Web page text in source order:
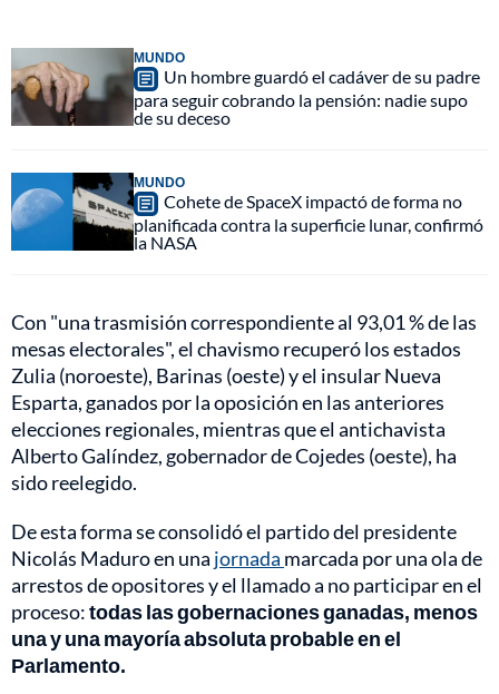
MUNDO
Un hombre guardó el cadáver de su padre
para seguir cobrando la pensión: nadie supo
de su deceso
MUNDO
Cohete de SpaceX impactó de forma no
planificada contra la superficie lunar, confirmó
la NASA
Con "una trasmisión correspondiente al 93,01 % de las
mesas electorales", el chavismo recuperó los estados
Zulia (noroeste), Barinas (oeste) y el insular Nueva
Esparta, ganados por la oposición en las anteriores
elecciones regionales, mientras que el antichavista
Alberto Galíndez, gobernador de Cojedes (oeste), ha
sido reelegido.
De esta forma se consolidó el partido del presidente
Nicolás Maduro en una jornada marcada por una ola de
arrestos de opositores y el llamado a no participar en el
proceso:todas las gobernaciones ganadas, menos
una y una mayoría absoluta probable en el
Parlamento.